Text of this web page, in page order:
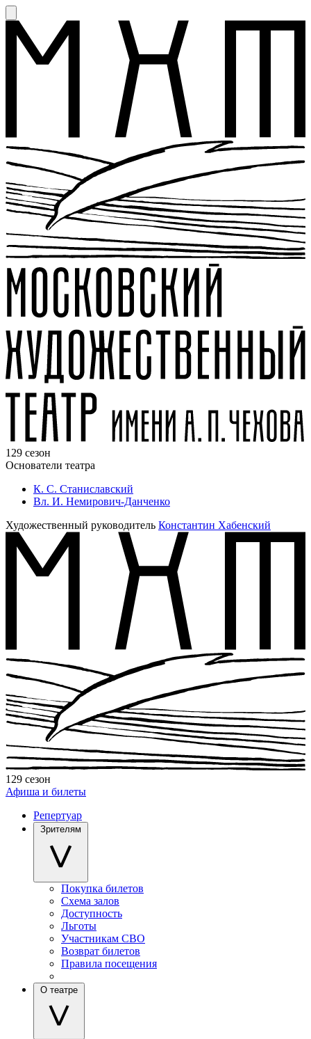
129 сезон
Основатели театра
К. С. Станиславский
Вл. И. Немирович-Данченко
Художественный руководитель Константин Хабенский
129 сезон
Афиша и билеты
Репертуар
Зрителям
Покупка билетов
Схема залов
Доступность
Льготы
Участникам СВО
Возврат билетов
Правила посещения
О театре